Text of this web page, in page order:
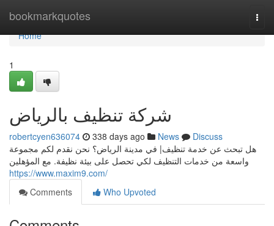
bookmarkquotes
Home
Home
1
شركة تنظيف بالرياض
robertcyen636074 338 days ago News
Discuss
هل تبحث عن خدمة تنظيف| في مدينة الرياض؟ نحن نقدم لكم مجموعة
واسعة من خدمات التنظيف لكي تحصل على بيئة نظيفة. مع المؤهلين
https://www.maxim9.com/
Comments
Who Upvoted